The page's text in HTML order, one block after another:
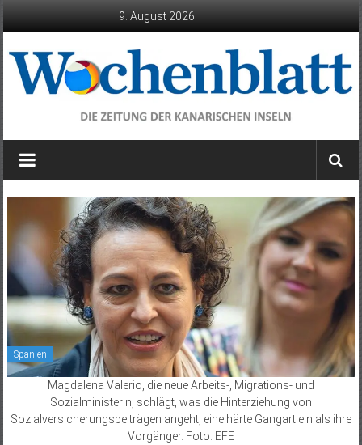
9. August 2026
Wochenblatt
die
Kanarischen
Inseln
Spanien
Magdalena Valerio, die neue Arbeits-, Migrations- und
Sozialministerin, schlägt, was die Hinterziehung von
Sozialversicherungsbeiträgen angeht, eine härte Gangart ein als ihre
Vorgänger. Foto: EFE